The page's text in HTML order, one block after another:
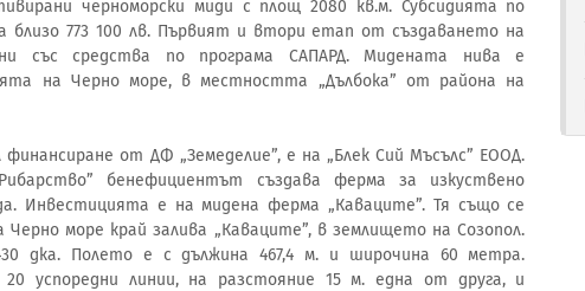
черноморски миди с площ 2080 кв.м. Субсидията по
близо 773 100 лв. Първият и втори етап от създаването на
със средства по програма САПАРД. Мидената нива е
на Черно море, в местността „Дълбока” от района на
от ДФ „Земеделие”, е на „Блек Сий Мъсълс” ЕООД.
бенефициентът създава ферма за изкуствено
Инвестицията е на мидена ферма „Каваците”. Тя също се
море край залива „Каваците”, в землището на Созопол.
дка. Полето е с дължина 467,4 м. и широчина 60 метра.
успоредни линии, на разстояние 15 м. една от друга, и